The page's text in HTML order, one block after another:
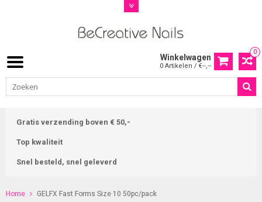
0
Winkelwagen
0 Artikelen / €--,--
Gratis verzending boven € 50,-
Top kwaliteit
Snel besteld, snel geleverd
Home GELFX Fast Forms Size 10 50pc/pack